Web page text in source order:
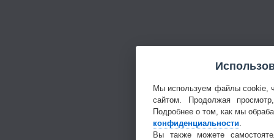
Мы используем файлы cookie,
сайтом. Продолжая
Подробнее о том, как мы
конфиденциальности.
Вы также можете